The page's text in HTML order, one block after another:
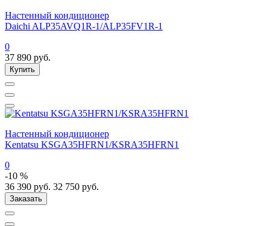
Настенный кондиционер
Daichi ALP35AVQ1R-1/ALP35FV1R-1
0
37 890 руб.
Купить
Настенный кондиционер
Kentatsu KSGA35HFRN1/KSRA35HFRN1
0
-10 %
36 390 руб. 32 750 руб.
Заказать